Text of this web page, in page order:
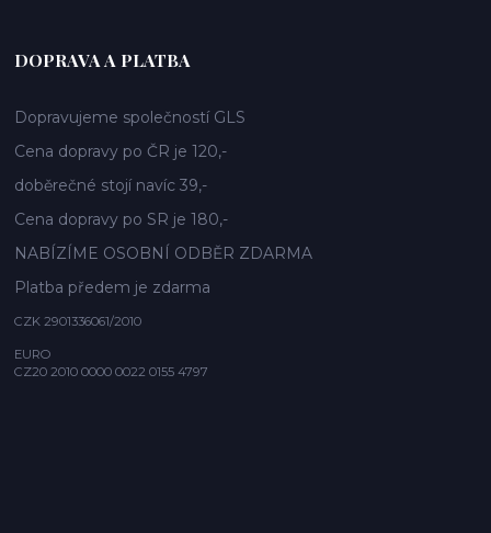
DOPRAVA A PLATBA
Dopravujeme společností GLS
Cena dopravy po ČR je 120,-
doběrečné stojí navíc 39,-
Cena dopravy po SR je 180,-
NABÍZÍME OSOBNÍ ODBĚR ZDARMA
Platba předem je zdarma
CZK 2901336061/2010
EURO
CZ20 2010 0000 0022 0155 4797